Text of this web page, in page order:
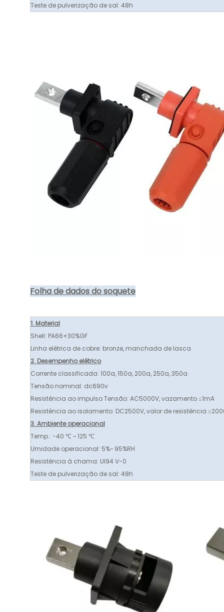
Teste de pulverização de sal: 48h
Folha de dados do soquete
1. Material
Shell: PA66+30%GF
Linha elétrica de cobre: ​​bronze, manchada de lasca
2. Desempenho elétrico
Corrente classificada: 100a, 150a, 200a, 250a, 350a
Tensão nominal: dc690v
Resistência ao impulso Tensão: AC5000V, vazamento ≤1mA
Resistência ao isolamento: DC2500V, valor de resistência
3. Ambiente operacional
Temp.: -40 ℃ ~ 125 ℃
Umidade operacional: 5%~ 95%RH
Resistência à chama: Ul94 V-0
Teste de pulverização de sal: 48h